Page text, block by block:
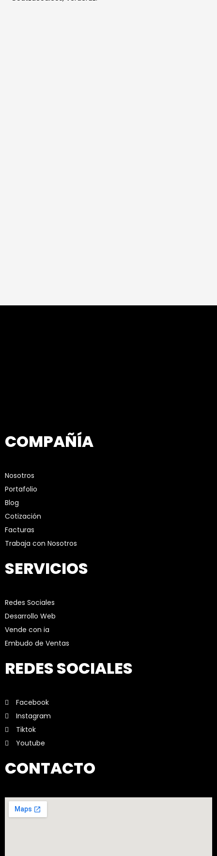
COMPAÑÍA
Nosotros
Portafolio
Blog
Cotización
Facturas
Trabaja con Nosotros
SERVICIOS
Redes Sociales
Desarrollo Web
Vende con ia
Embudo de Ventas
REDES SOCIALES
Facebook
Instagram
Tiktok
Youtube
CONTACTO